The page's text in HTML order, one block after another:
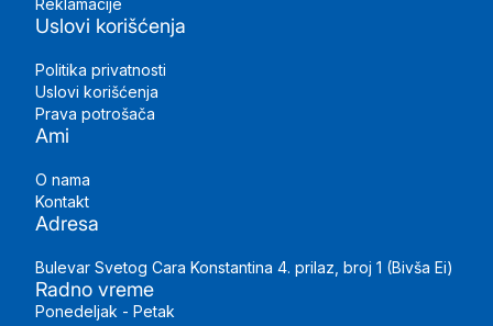
Reklamacije
Uslovi korišćenja
Politika privatnosti
Uslovi korišćenja
Prava potrošača
Ami
O nama
Kontakt
Adresa
Bulevar Svetog Cara Konstantina 4. prilaz, broj 1 (Bivša Ei)
Radno vreme
Ponedeljak - Petak